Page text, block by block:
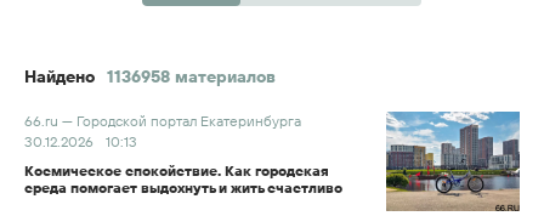
Найдено 1136958 материалов
66.ru — Городской портал Екатеринбурга
30.12.2026
10:13
Космическое спокойствие. Как городская
среда помогает выдохнуть и жить счастливо